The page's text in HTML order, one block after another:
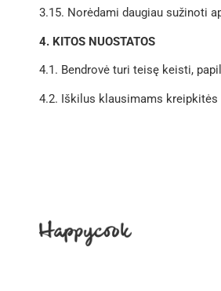
3.15. Norėdami daugiau sužinoti
4. KITOS NUOSTATOS
4.1. Bendrovė turi teisę keisti,
4.2. Iškilus klausimams